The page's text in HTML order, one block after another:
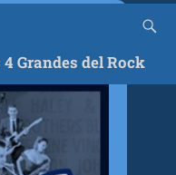
4 Grandes del Rock